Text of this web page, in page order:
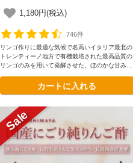
1,180円(税込)
746件
リンゴ作りに最適な気候で名高いイタリア最北の
トレンティーノ地方で有機栽培された最高品質の
リンゴのみを用いて発酵させた、ほのかな甘みと
ていない、本物のリンゴ酢をお楽しみください。
カートに入れる